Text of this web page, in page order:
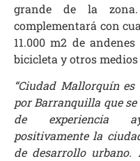
grande de la
complementará con
11.000 m2 de
bicicleta y otros
“Ciudad Mallorquín
por Barranquilla que
de experiencia
positivamente la
de desarrollo urbano.